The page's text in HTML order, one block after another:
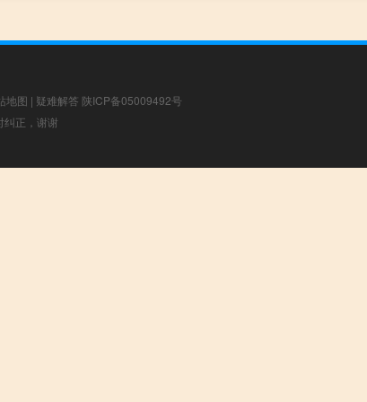
地图 | 疑难解答 陕ICP备05009492号
纠正，谢谢